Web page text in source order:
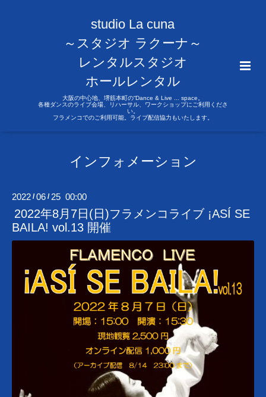
studio La cuna
～スタジオ ラクーナ～
レンタルスタジオ
ホールレンタル
大阪の中心地、堺筋本町の“Dance & Live ... space。
各種ダンスのライブ会場、リハーサル、ワークショップにご利用くださ
い。
フラメンコでのご利用可能。ライブ配信協力もいたします。
インフォメーション
2022 /06 / 25 00:00
2022年8月7日(日)フラメンコライブ ¡ASÍ SE
BAILA! vol.13 開催